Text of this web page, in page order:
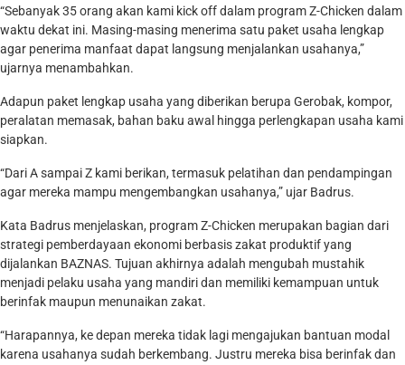
“Sebanyak 35 orang akan kami kick off dalam program Z-Chicken dalam
waktu dekat ini. Masing-masing menerima satu paket usaha lengkap
agar penerima manfaat dapat langsung menjalankan usahanya,”
ujarnya menambahkan.
Adapun paket lengkap usaha yang diberikan berupa Gerobak, kompor,
peralatan memasak, bahan baku awal hingga perlengkapan usaha kami
siapkan.
“Dari A sampai Z kami berikan, termasuk pelatihan dan pendampingan
agar mereka mampu mengembangkan usahanya,” ujar Badrus.
Kata Badrus menjelaskan, program Z-Chicken merupakan bagian dari
strategi pemberdayaan ekonomi berbasis zakat produktif yang
dijalankan BAZNAS. Tujuan akhirnya adalah mengubah mustahik
menjadi pelaku usaha yang mandiri dan memiliki kemampuan untuk
berinfak maupun menunaikan zakat.
“Harapannya, ke depan mereka tidak lagi mengajukan bantuan modal
karena usahanya sudah berkembang. Justru mereka bisa berinfak dan